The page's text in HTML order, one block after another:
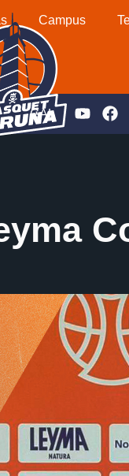
Campus
GAL